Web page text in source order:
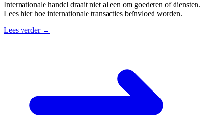
Internationale handel draait niet alleen om goederen of diensten.
Lees hier hoe internationale transacties beïnvloed worden.
Lees verder →